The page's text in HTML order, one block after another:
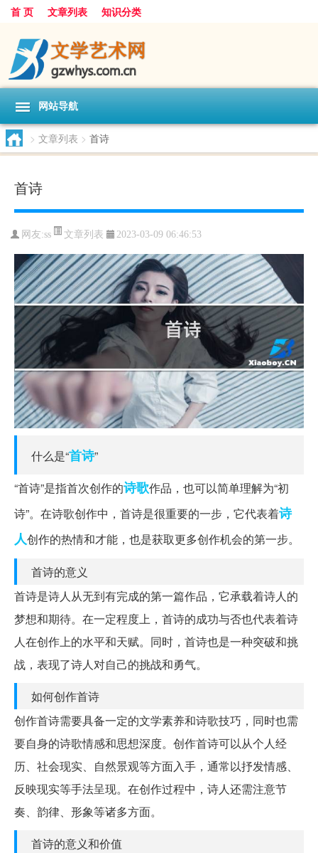
首 页 文章列表 知识分类
网站导航
> 文章列表 > 首诗
首诗
网友:ss 文章列表 2023-03-09 06:46:53
什么是“首诗”
“首诗”是指首次创作的诗歌作品，也可以简单理解为“初
诗”。在诗歌创作中，首诗是很重要的一步，它代表着诗
人创作的热情和才能，也是获取更多创作机会的第一步。
首诗的意义
首诗是诗人从无到有完成的第一篇作品，它承载着诗人的
梦想和期待。在一定程度上，首诗的成功与否也代表着诗
人在创作上的水平和天赋。同时，首诗也是一种突破和挑
战，表现了诗人对自己的挑战和勇气。
如何创作首诗
创作首诗需要具备一定的文学素养和诗歌技巧，同时也需
要自身的诗歌情感和思想深度。创作首诗可以从个人经
历、社会现实、自然景观等方面入手，通常以抒发情感、
反映现实等手法呈现。在创作过程中，诗人还需注意节
奏、韵律、形象等诸多方面。
首诗的意义和价值